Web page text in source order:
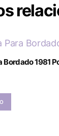
Bordado 1981